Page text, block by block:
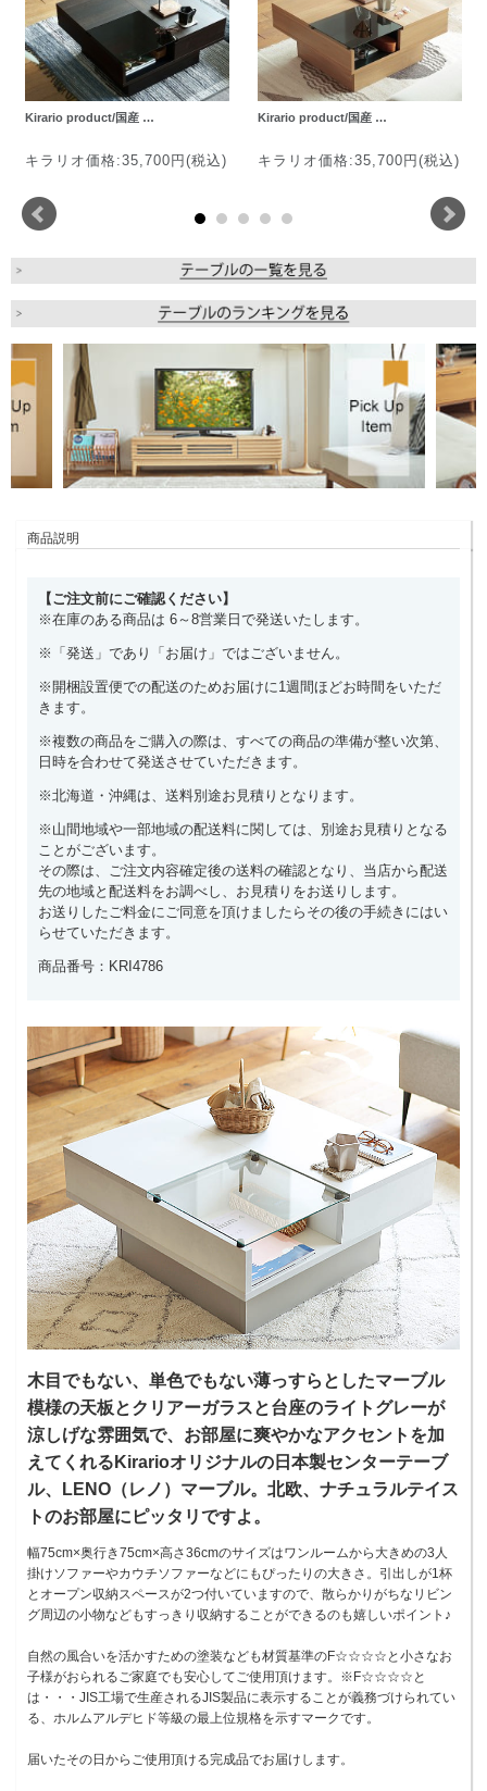
Kirario product/国産 …
キラリオ価格:35,700円(税込)
Kirario product/国産 …
キラリオ価格:35,700円(税込)
商品説明
【ご注文前にご確認ください】
※在庫のある商品は 6～8営業日で発送いたします。
※「発送」であり「お届け」ではございません。
※開梱設置便での配送のためお届けに1週間ほどお時間をいただ
きます。
※複数の商品をご購入の際は、すべての商品の準備が整い次第、
日時を合わせて発送させていただきます。
※北海道・沖縄は、送料別途お見積りとなります。
※山間地域や一部地域の配送料に関しては、別途お見積りとなる
ことがございます。
その際は、ご注文内容確定後の送料の確認となり、当店から配送
先の地域と配送料をお調べし、お見積りをお送りします。
お送りしたご料金にご同意を頂けましたらその後の手続きにはい
らせていただきます。
商品番号：KRI4786
木目でもない、単色でもない薄っすらとしたマーブル
模様の天板とクリアーガラスと台座のライトグレーが
涼しげな雰囲気で、お部屋に爽やかなアクセントを加
えてくれるKirarioオリジナルの日本製センターテーブ
ル、LENO（レノ）マーブル。北欧、ナチュラルテイス
トのお部屋にピッタリですよ。
幅75cm×奥行き75cm×高さ36cmのサイズはワンルームから大きめの3人
掛けソファーやカウチソファーなどにもぴったりの大きさ。引出しが1杯
とオープン収納スペースが2つ付いていますので、散らかりがちなリビン
グ周辺の小物などもすっきり収納することができるのも嬉しいポイント♪
自然の風合いを活かすための塗装なども材質基準のF☆☆☆☆と小さなお
子様がおられるご家庭でも安心してご使用頂けます。※F☆☆☆☆と
は・・・JIS工場で生産されるJIS製品に表示することが義務づけられてい
る、ホルムアルデヒド等級の最上位規格を示すマークです。
届いたその日からご使用頂ける完成品でお届けします。